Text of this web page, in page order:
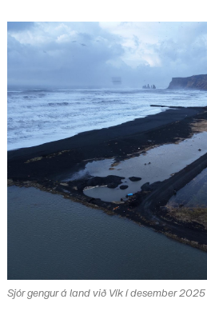
Sjór gengur á land við Vík í desember 2025